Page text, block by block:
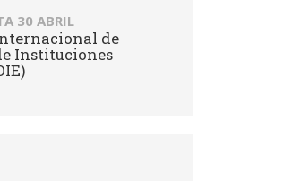
30 ABRIL
de
Instituciones